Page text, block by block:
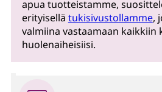
apua tuotteistamme,
erityisellä tukisivustollamme,
valmiina vastaamaan kaikkiin
huolenaiheisiisi.